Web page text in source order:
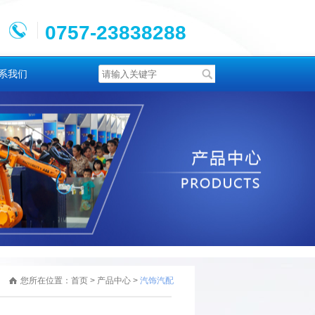
0757-23838288
我们
您所在位置： 首页 > 产品中心 > 汽饰汽配